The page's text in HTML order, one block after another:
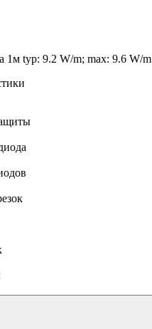
1м typ: 9.2 W/m; max: 9.6 W/m